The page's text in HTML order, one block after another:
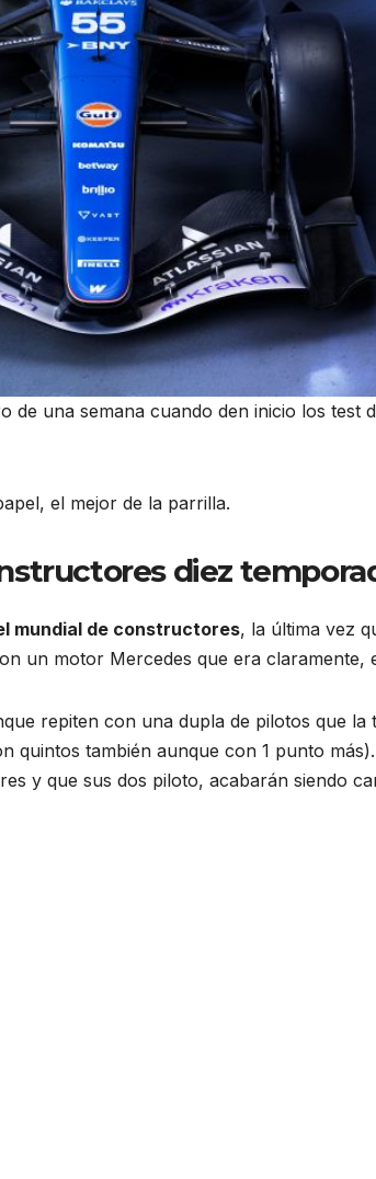
una semana cuando den inicio los test
el mejor de la parrilla.
diez
mundial de constructores, la última vez
un motor Mercedes que era claramente,
repiten con una dupla de pilotos que la
quintos también aunque con 1 punto más).
y que sus dos piloto, acabarán siendo